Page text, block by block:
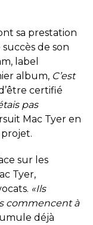
sa prestation
de son
label
album, C’est
certifié
pas
Mac Tyer en
sur les
Tyer,
«Ils
commencent à
déjà